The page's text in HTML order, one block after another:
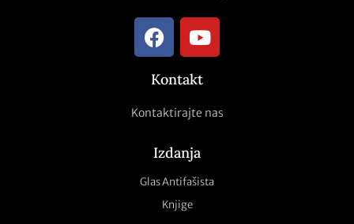
Kontakt
Kontaktirajte nas
Izdanja
Glas Antifašista
Knjige